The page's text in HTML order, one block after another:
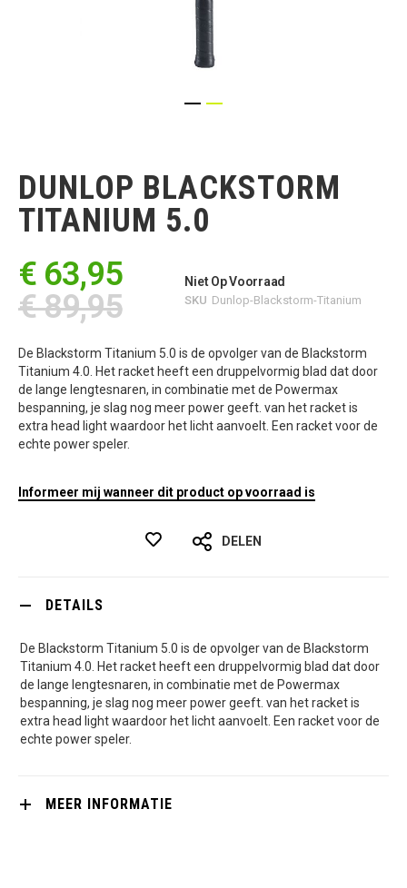
begin
van
de
afbeeldingen-
DUNLOP BLACKSTORM
TITANIUM 5.0
€ 63,95
€ 89,95
Niet Op Voorraad
SKU Dunlop-Blackstorm-Titanium
De Blackstorm Titanium 5.0 is de opvolger van de Blackstorm
Titanium 4.0. Het racket heeft een druppelvormig blad dat door
de lange lengtesnaren, in combinatie met de Powermax
bespanning, je slag nog meer power geeft. van het racket is
extra head light waardoor het licht aanvoelt. Een racket voor de
echte power speler.
Informeer mij wanneer dit product op voorraad is
DELEN
DETAILS
De Blackstorm Titanium 5.0 is de opvolger van de Blackstorm
Titanium 4.0. Het racket heeft een druppelvormig blad dat door
de lange lengtesnaren, in combinatie met de Powermax
bespanning, je slag nog meer power geeft. van het racket is
extra head light waardoor het licht aanvoelt. Een racket voor de
echte power speler.
MEER INFORMATIE